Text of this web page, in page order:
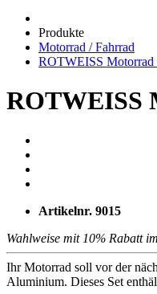
Produkte
Motorrad / Fahrrad
ROTWEISS Motorrad
ROTWEISS
Artikelnr. 9015
Wahlweise mit 10% Rabatt
Ihr Motorrad soll vor der
Aluminium. Dieses Set